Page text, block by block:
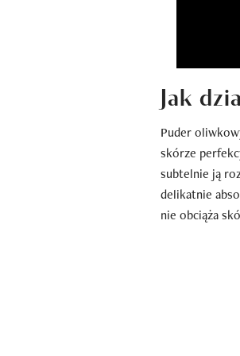
Jak
Puder
skórze
subtelnie ją
delikatnie
nie obciąża